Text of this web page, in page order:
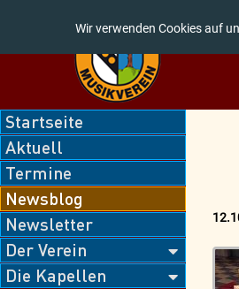
Navigation
überspringen
Startseite
Aktuell
Termine
Newsblog
Newsletter
Der Verein
Die Kapellen
Wir verwenden Cookies auf